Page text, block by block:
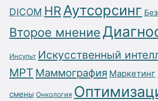
DICOM HR Аутсорсинг
Второе мнение
Инсульт Искусственный
МРТ Маммография Маркетинг
смены Онкология